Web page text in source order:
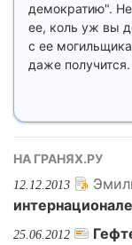
демократию". Не
ее, коль уж вы
с ее
даже получится.
НА ГРАНЯХ.РУ
12.12.2013
25.06.2012